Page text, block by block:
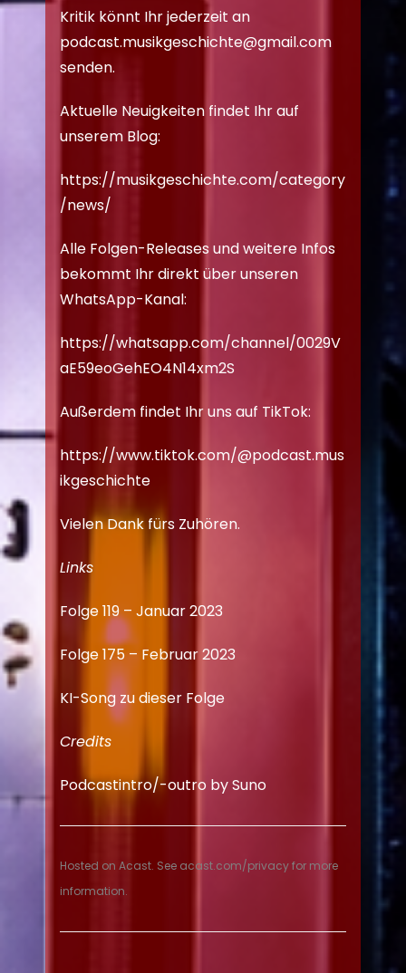
Kritik könnt Ihr jederzeit an
podcast.musikgeschichte@gmail.com
senden.
Aktuelle Neuigkeiten findet Ihr auf
unserem Blog:
https://musikgeschichte.com/category
/news/
Alle Folgen-Releases und weitere Infos
bekommt Ihr direkt über unseren
WhatsApp-Kanal:
https://whatsapp.com/channel/0029V
aE59eoGehEO4N14xm2S
Außerdem findet Ihr uns auf TikTok:
https://www.tiktok.com/@podcast.mus
ikgeschichte
Vielen Dank fürs Zuhören.
Links
Folge 119 – Januar 2023
Folge 175 – Februar 2023
KI-Song zu dieser Folge
Credits
Podcastintro/-outro by Suno
Hosted on Acast. See acast.com/privacyfor more
information.